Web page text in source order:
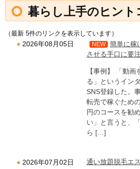
暮らし上手のヒント
（最新 5件のリンクを表示しています）
2026年08月05日 NEW
簡単に稼
させる手口に要
【事例】 「動
る」というイン
SNS登録した。
転売で稼ぐため
円のコースを勧
い」と言うと、
ら […]
2026年07月02日 通い放題脱毛エ